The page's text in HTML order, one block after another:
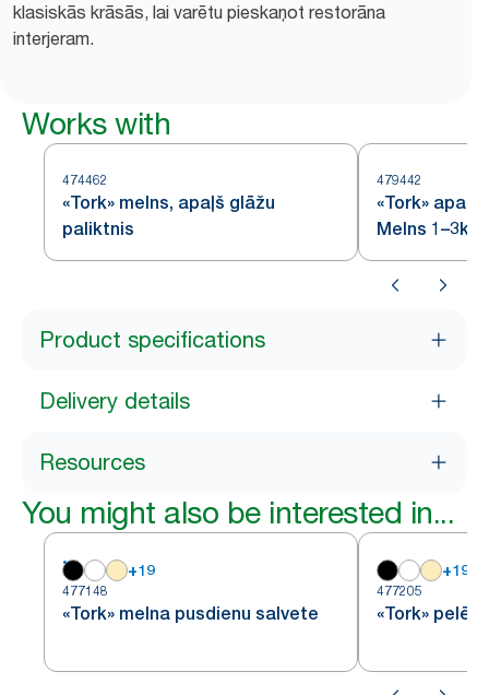
klasiskās krāsās, lai varētu pieskaņot restorāna
interjeram.
Works with
474462
«Tork» melns, apaļš glāžu
paliktnis
479442
«Tork»
Melns 1–3k
Product specifications
Delivery details
Resources
You might also be interested in...
+19
477148
«Tork» melna pusdienu salvete
+19
477205
«Tork»